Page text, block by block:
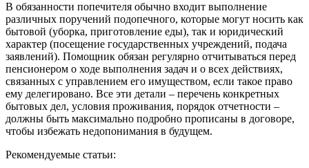
В обязанности попечителя обычно входит выполнение
различных поручений подопечного, которые могут носить как
бытовой (уборка, приготовление еды), так и юридический
характер (посещение государственных учреждений, подача
заявлений). Помощник обязан регулярно отчитываться перед
пенсионером о ходе выполнения задач и о всех действиях,
связанных с управлением его имуществом, если такое право
ему делегировано. Все эти детали – перечень конкретных
бытовых дел, условия проживания, порядок отчетности –
должны быть максимально подробно прописаны в договоре,
чтобы избежать недопонимания в будущем.
Рекомендуемые статьи: